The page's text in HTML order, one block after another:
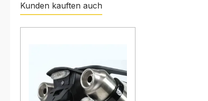
Kunden kauften auch